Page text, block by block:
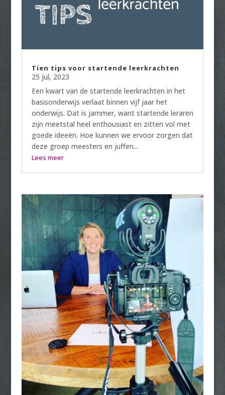
Tien tips voor startende leerkrachten
25 jul, 2023
Een kwart van de startende leerkrachten in het
basisonderwijs verlaat binnen vijf jaar het
onderwijs. Dat is jammer, want startende leraren
zijn meetstal heel enthousiast en zitten vol met
goede ideeën. Hoe kunnen we ervoor zorgen dat
deze groep meesters en juffen...
Lees meer